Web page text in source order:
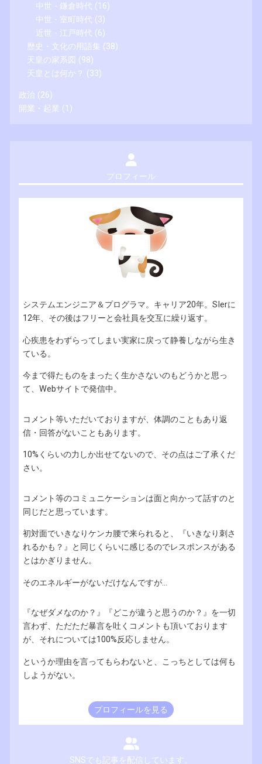
中世 - 鎌倉時代 (16)
中世 - 室町時代 (3)
近世 - 江戸時代 (6)
歴史・文化の用語集 (38)
天皇の家系図 (98)
天皇とは何か？ (33)
政治 (26)
開業・起業 (1)
プロフィール
システムエンジニア＆プログラマ。キャリア20年。SIerに
12年、その後はフリーと会社員を交互に繰り返す。
心疾患をわずらってしまい実家に戻って静養しながら生き
ている。
今まで得たものをまったく生かさないのもどうかと思っ
て、Webサイトで発信中。
コメント等いただいておりますが、体調のこともあり返
信・回答がないこともあります。
10%くらいの力しか出せてないので、その点はご了承くだ
さい。
コメント等のコミュニケーションは面と向かって話すのと
同じだと思っています。
初対面でいきなりケンカ腰で来られると、『いきなり刺さ
れるかも？』と同じくらいに感じるのでレスポンスがある
とはかぎりません。
そのエネルギーがないだけなんですが...
『なぜダメなのか？』『どこが違うと思うのか？』を一切
言わず、ただただ暴言を吐くコメントも頂いております
が、それについては100%反応しません。
というか理由を言ってもらわないと、こっちとしては何も
しようがない。
プロフィールを見る
SNSでも記事を配信しています。